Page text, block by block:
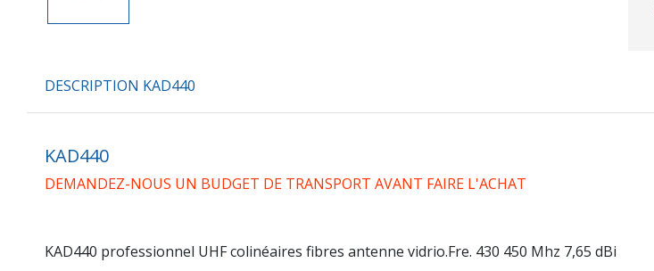
DESCRIPTION KAD440
KAD440
DEMANDEZ-NOUS UN BUDGET DE TRANSPORT AVANT FAIRE L'ACHAT
KAD440 professionnel UHF colinéaires fibres antenne vidrio.Fre. 430 450 Mhz 7,65 dBi